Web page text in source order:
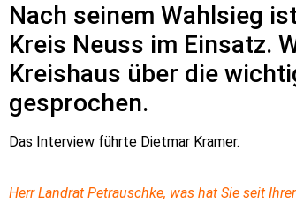
Nach seinem Wahlsieg
Kreis Neuss im Einsatz.
Kreishaus über die
gesprochen.
Das Interview führte Dietmar Kramer.
Herr Landrat Petrauschke, was hat Sie seit